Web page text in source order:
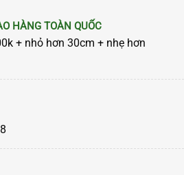
HÀNG TOÀN QUỐC
+ nhỏ hơn 30cm + nhẹ hơn